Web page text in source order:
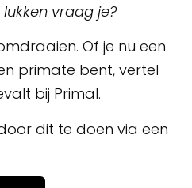
vraag je?
Of je nu een
primate bent, vertel
bij Primal.
dit te doen via een